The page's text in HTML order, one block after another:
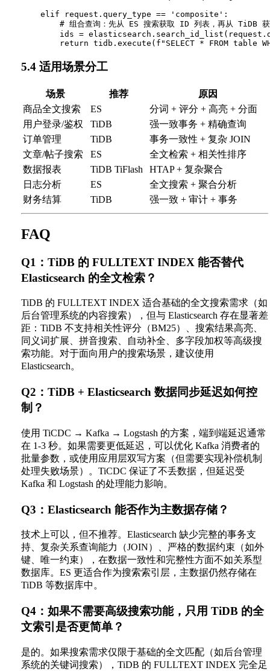
    elif request.query_type == 'composite':
# 组合查询：先从 ES 搜索获取 ID 列表，再从 TiDB 获
ids =
5.4 适用场景分工
场景 推荐
原因
商品全文搜索
ES
分词 + 评分 + 高亮 + 分面
用户登录/鉴权
TiDB
强一致事务 + 精确查询
订单管理
TiDB
事务一致性 + 复杂 JOIN
文章/帖子搜索
ES
全文检索 + 相关性排序
数据报表
TiDB TiFlash
HTAP + 复杂聚合
日志分析
ES
全文搜索 + 聚合分析
财务结算
TiDB 强一致 + 审计 + 事务
FAQ
Q1：TiDB 的 FULLTEXT INDEX 能否替代
Elasticsearch 的全文检索？
TiDB 的 FULLTEXT INDEX 适合基础的全文搜索需求（如
后台管理系统的内容搜索），但与 Elasticsearch 存在显著差
距：TiDB 不支持相关性评分（BM25）、搜索结果高亮、
同义词扩展、拼音搜索、自动补全、多字段加权等高级搜
索功能。对于面向用户的搜索场景，建议使用
Elasticsearch。
Q2：TiDB + Elasticsearch 数据同步延迟如何控
制？
使用 TiCDC → Kafka → Logstash 的方案，端到端延迟通常
在 1-3 秒。如果需要更低延迟，可以优化 Kafka 消费者的
批量参数，或使用应用层双写方案（但需要实现补偿机制
处理失败场景）。TiCDC 保证了不丢数据，但延迟受
Kafka 和 Logstash 的处理能力影响。
Q3：Elasticsearch 能否作为主数据存储？
技术上可以，但不推荐。Elasticsearch 缺少完整的事务支
持、复杂关系查询能力（JOIN）、严格的数据约束（如外
键、唯一约束），在数据一致性和完整性方面不如关系型
数据库。ES 更适合作为搜索索引层，主数据仍然存储在
TiDB 等数据库中。
Q4：如果不需要高级搜索功能，只用 TiDB 的全
文索引是否更简单？
是的。如果搜索需求仅限于基础的全文匹配（如后台管理
系统的关键词搜索），TiDB 的 FULLTEXT INDEX 完全足